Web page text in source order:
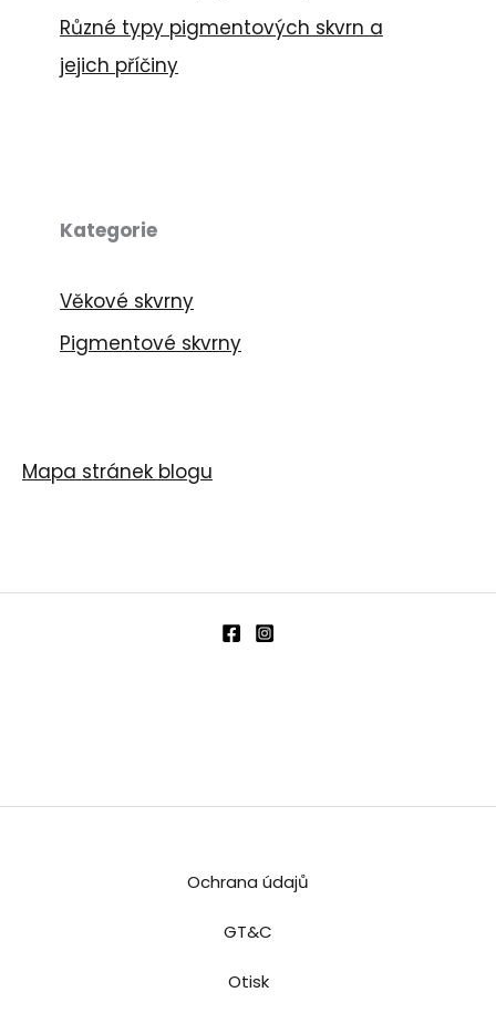
Různé typy pigmentových skvrn a
jejich příčiny
Kategorie
Věkové skvrny
Pigmentové skvrny
Mapa stránek blogu
Ochrana údajů
GT&C
Otisk